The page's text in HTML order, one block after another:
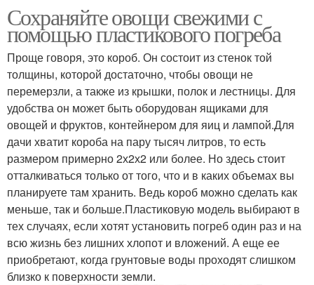
Сохраняйте овощи свежими с
помощью пластикового погреба
Проще говоря, это короб. Он состоит из стенок той
толщины, которой достаточно, чтобы овощи не
перемерзли, а также из крышки, полок и лестницы. Для
удобства он может быть оборудован ящиками для
овощей и фруктов, контейнером для яиц и лампой.Для
дачи хватит короба на пару тысяч литров, то есть
размером примерно 2х2х2 или более. Но здесь стоит
отталкиваться только от того, что и в каких объемах вы
планируете там хранить. Ведь короб можно сделать как
меньше, так и больше.Пластиковую модель выбирают в
тех случаях, если хотят установить погреб один раз и на
всю жизнь без лишних хлопот и вложений. А еще ее
приобретают, когда грунтовые воды проходят слишком
близко к поверхности земли.